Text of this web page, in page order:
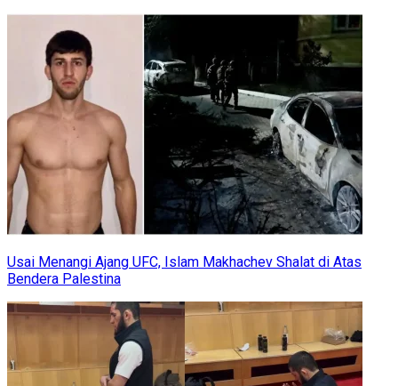
Usai Menangi Ajang UFC, Islam Makhachev Shalat di Atas
Bendera Palestina